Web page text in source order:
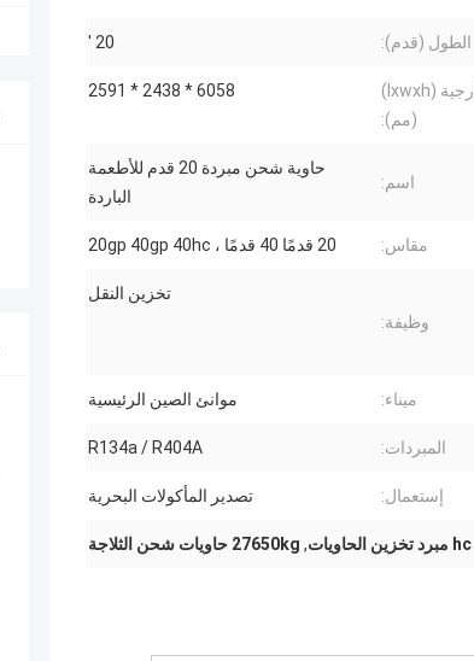
الطول (قدم): 20 '
الأبعاد الخارجية (lxwxh)
(مم):
6058 * 2438 * 2591
اسم:
حاوية شحن مبردة 20 قدم للأطعمة
الباردة
مقاس: 20 قدمًا 40 قدمًا ، 20gp 40gp 40hc
وظيفة:
تخزين النقل
ميناء: موانئ الصين الرئيسية
المبردات: R134a / R404A
إستعمال: تصدير المأكولات البحرية
, 27650kg حاويات شحن الثلاجة